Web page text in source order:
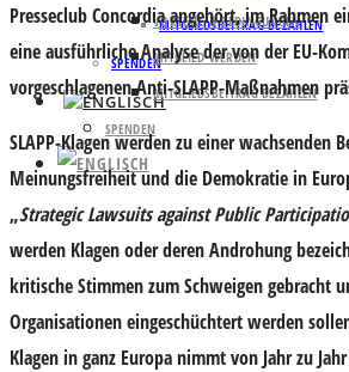
MITGLIEDSBEITRAG BEZAHLEN
SPENDEN
VORTEILE & BEDINGUNGEN
MITGLIED WERDEN
MITGLIEDSBEITRAG BEZAHLEN
SPENDEN
Presseclub Concordia angehört, im Rahmen
eine ausführliche Analyse der von der EU-
vorgeschlagenen Anti-SLAPP-Maßnahmen
SLAPP-Klagen werden zu einer wachsenden
Meinungsfreiheit und die Demokratie in
„Strategic Lawsuits against Public
werden Klagen oder deren Androhung
kritische Stimmen zum Schweigen gebracht
Organisationen eingeschüchtert werden
Klagen in ganz Europa nimmt von Jahr zu